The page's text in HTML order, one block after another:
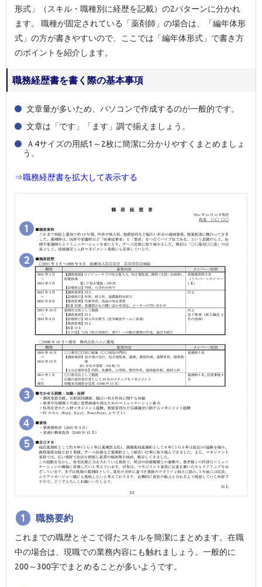
形式」（スキル・職種別に経歴を記載）の2パターンに分かれ
ます。 職種が固定されている「薬剤師」の場合は、「編年体形
式」の方が書きやすいので、ここでは「編年体形式」で書き方
のポイントを紹介します。
職務経歴書を書く際の基本事項
文章量が多いため、パソコンで作成するのが一般的です。
文章は「です」「ます」調で揃えましょう。
Ａ4サイズの用紙1～2枚に簡潔に分かりやすくまとめましょ
う。
⇒職務経歴書を拡大して表示する
1 職務要約
これまでの職歴とそこで得たスキルを簡潔にまとめます。在職
中の場合は、現職での業務内容にも触れましょう。一般的に
200～300字でまとめることが多いようです。